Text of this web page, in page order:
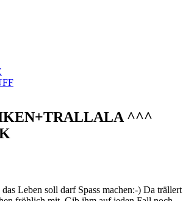
^^^
Leben soll darf Spass machen:-) Da trällert